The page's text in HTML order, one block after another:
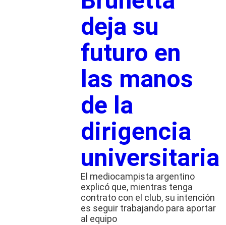
deja su
futuro en
las manos
de la
dirigencia
universitaria
El mediocampista argentino
explicó que, mientras tenga
contrato con el club, su intención
es seguir trabajando para aportar
al equipo